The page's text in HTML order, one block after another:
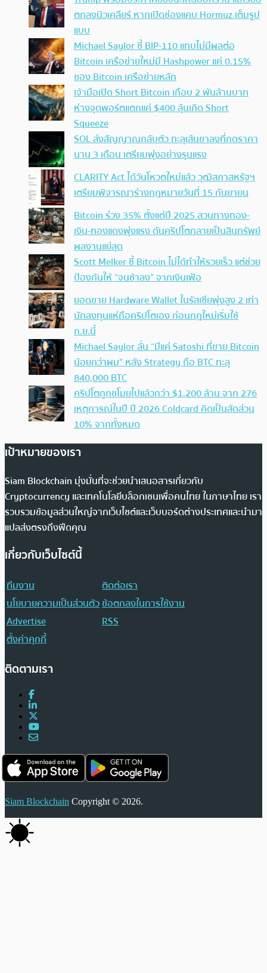
ตกลงนิวเคลียร์ หากเปิดช่องแคบ Hormuz เต็มรูป
แบบ
Michael Saylor ชี้ BIP-110 แทบไม่มีผลต่อ
Bitcoin เครือข่ายใหม่มี Hashpower แค่ 0.15%
ของ Bitcoin เครือข่ายหลัก
เจ้ามือเปิด Short Bitcoin เกือบ 2 พันล้านบาท
ห่างจุดพอร์ตแตกแค่ $400 ลุ้นเกิด Short
Squeeze
SOL ส่งสัญญาณกลับตัว ทะลุเส้นขาลงที่กดราคา
นาน 3 เดือน เตรียมพุ่งอย่างรุนแรง
CLARITY Act ได้วันโหวตใหม่แล้ว วุฒิสภาสหรัฐฯ
เตรียมพิจารณาร่างกฎหมายวันที่ 15 กันยายน
Bitcoin ร่วง 35% ตั้งแต่ปี 2025 สวนทางทอง-
เงิน-ทองแดงพุ่งแรง ดันคริปโตกลายเป็นสินทรัพย์
ผลงานแย่สุด
Scott Melker ชี้ Bitcoin ไม่ได้ทำให้รวยเร็ว แต่ช่วย
ป้องกันให้ “จนช้าลง” จากเงินเฟ้อ
ยอดขาย Hardware Wallet ในรัสเซียพุ่งสูง 2 เท่า
นักลงทุนแห่ถือคริปโตเอง ก่อนกฎใหม่เริ่มใช้
ก.ย.นี้
Michael Saylor ลั่น “มีแค่ Satoshi ที่ขาย Bitcoin
น้อยกว่าผม” หลัง Strategy ถือ BTC ทะลุ
840,000 BTC
คริปโตถูกขโมยไปแล้วกว่า $1,200 ล้าน จาก 276
เหตุการณ์ในปี ปี 2026 Coldcard คิดเป็นสัดส่วน
10% จากทั้งหมด
เป้าหมายของเรา
Siam Blockchain มุ่งมั่นที่จะช่วยนำเสนอสารเกี่ยวกับ
Cryptocurrency และเทคโนโลยีบล็อกเชนเพื่อคนไทย ในภาษาไทย เรา
รวบรวมข้อมูลส่วนใหญ่จากเว็บไซต์และเว็บบอร์ดต่างประเทศและนำมา
แปลส่งตรงถึงฟีดคุณ
เกี่ยวกับเว็บไซต์นี้
ทีมงาน
ติดต่อเรา
นโยบายความเป็นส่วนตัวข้อตกลงในการใช้งาน
Advertise
RSS
ตั้งค่าคุกกี้
ติดตามเรา
Siam Blockchain Copyright © 2026.